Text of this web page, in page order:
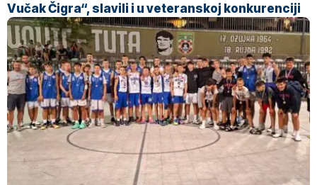
Vučak Čigra“, slavili i u veteranskoj konkurenciji